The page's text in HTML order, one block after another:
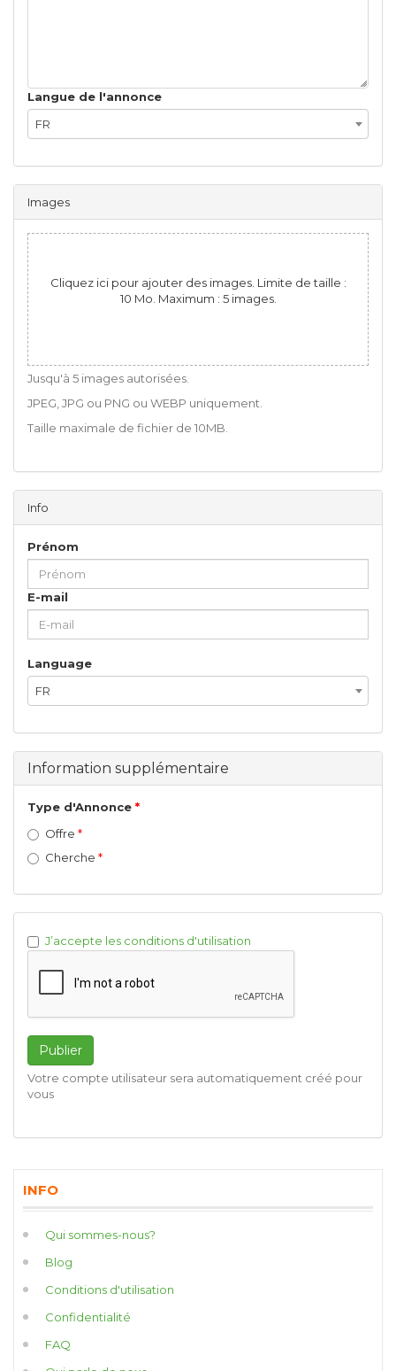
Langue de l'annonce
FR
Images
Cliquez ici pour ajouter des images. Limite de taille :
10 Mo. Maximum : 5 images.
Jusqu'à 5 images autorisées.
JPEG, JPG ou PNG ou WEBP uniquement.
Taille maximale de fichier de 10MB.
Info
Prénom
E-mail
Language
FR
Information supplémentaire
Type d'Annonce
Offre
Cherche
J’accepte les conditions d'utilisation
Publier
Votre compte utilisateur sera automatiquement créé pour
vous
INFO
Qui sommes-nous?
Blog
Conditions d'utilisation
Confidentialité
FAQ